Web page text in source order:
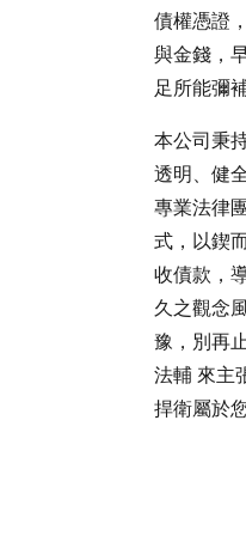
債權憑證
與金錢，
足所能彌補
本公司秉
透明、健
專業法律
式，以鍥
收債款，
久之觀念
豫，別再
法輔 來主
捍衛屬於